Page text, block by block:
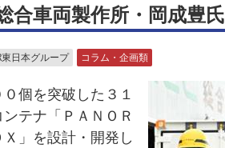
車両製作所・岡成豊氏
東日本グループ コラム・企画類
個を突破した３１
テナ「ＰＡＮＯＲ
」を設計・開発し